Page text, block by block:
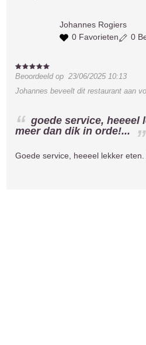
Johannes Rogiers
0 Favorieten
0
Beoordeeld op23/06/2025 10:13
Johannes beveelt dit restaurant aan
goede service, heeeel
meer dan dik in orde!...
Goede service, heeeel lekker